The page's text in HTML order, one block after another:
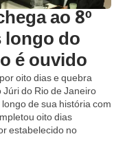
ao 8º
longo do
é ouvido
oito dias e quebra
do Rio de Janeiro
de sua história com
oito dias
estabelecido no